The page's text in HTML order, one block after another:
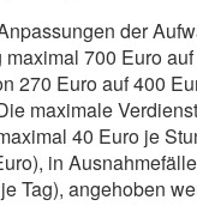
der
700 Euro
270 Euro auf 400
maximale
40 Euro je
in
Tag), angehoben